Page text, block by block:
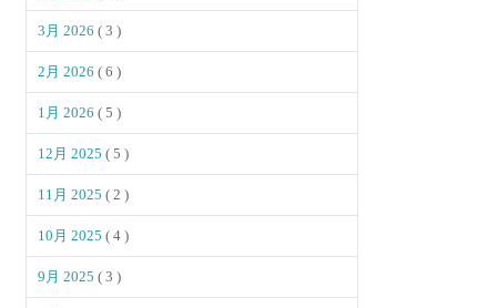
3月 2026( 3 )
2月 2026( 6 )
1月 2026( 5 )
12月 2025( 5 )
11月 2025( 2 )
10月 2025( 4 )
9月 2025( 3 )